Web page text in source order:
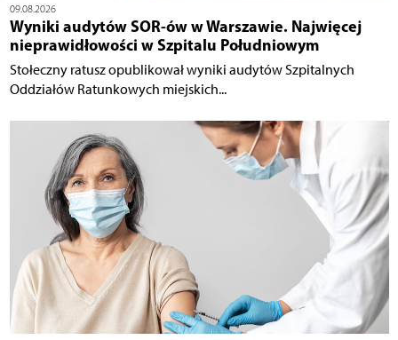
09.08.2026
Wyniki audytów SOR-ów w Warszawie. Najwięcej
nieprawidłowości w Szpitalu Południowym
Stołeczny ratusz opublikował wyniki audytów Szpitalnych
Oddziałów Ratunkowych miejskich...